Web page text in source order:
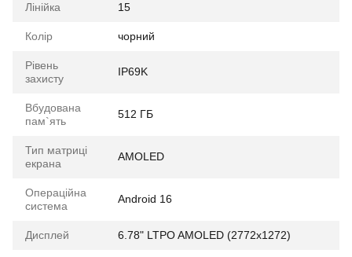
Лінійка 15
Колір чорний
Рівень
захисту
IP69K
Вбудована
пам`ять
512 ГБ
Тип матриці
екрана
AMOLED
Операційна
система
Android 16
Дисплей 6.78" LTPO AMOLED (2772x1272)